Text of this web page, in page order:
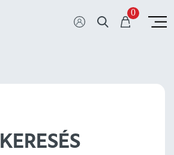
0
KERESÉS